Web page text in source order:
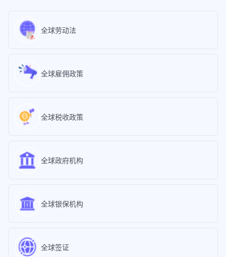
全球劳动法
全球雇佣政策
全球税收政策
全球政府机构
全球银保机构
全球签证